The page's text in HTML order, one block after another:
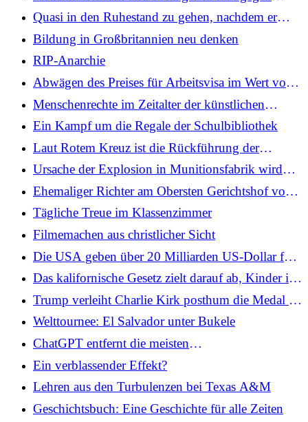
Doxxing-ICE-Agenten vor
Quasi in den Ruhestand zu gehen, nachdem er
jahrzehntelang die Leitung des Southeastern
Baptist innehatte
Bildung in Großbritannien neu denken
RIP-Anarchie
Abwägen des Preises für Arbeitsvisa im Wert von
100.000 US-Dollar
Menschenrechte im Zeitalter der künstlichen
Intelligenz
Ein Kampf um die Regale der Schulbibliothek
Laut Rotem Kreuz ist die Rückführung der
sterblichen Überreste von Geiseln zeitaufwändig
Ursache der Explosion in Munitionsfabrik wird
noch untersucht; Opfer identifiziert
Ehemaliger Richter am Obersten Gerichtshof von
Utah zum Präsidenten der Heiligen der Letzten
Tage ernannt
Tägliche Treue im Klassenzimmer
Filmemachen aus christlicher Sicht
Die USA geben über 20 Milliarden US-Dollar für
Pesos aus, um die argentinische Wirtschaft zu
stabilisieren
Das kalifornische Gesetz zielt darauf ab, Kinder im
Internet vor KI zu schützen
Trump verleiht Charlie Kirk posthum die Medal of
Freedom
Welttournee: El Salvador unter Bukele
ChatGPT entfernt die meisten
Inhaltsbeschränkungen für Erwachsene
Ein verblassender Effekt?
Lehren aus den Turbulenzen bei Texas A&M
Geschichtsbuch: Eine Geschichte für alle Zeiten